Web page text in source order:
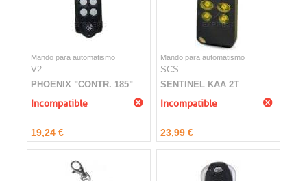
Mando para automatismo
V2
PHOENIX "CONTR. 185"
Incompatible
19,24 €
Mando para automatismo
SCS
SENTINEL KAA 2T
Incompatible
23,99 €